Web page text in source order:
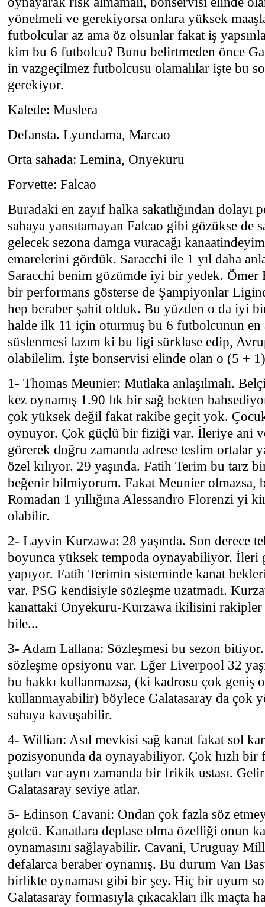
yönelmeli ve gerekiyorsa onlara yüksek
futbolcular az ama öz olsunlar fakat iş
kim bu 6 futbolcu? Bunu belirtmeden önce
in vazgeçilmez futbolcusu olamalılar işte bu
gerekiyor.
Kalede: Muslera
Defansta. Lyundama, Marcao
Orta sahada: Lemina, Onyekuru
Forvette: Falcao
Buradaki en zayıf halka sakatlığından dolayı
sahaya yansıtamayan Falcao gibi gözükse de
gelecek sezona damga vuracağı
emarelerini gördük. Saracchi ile 1 yıl daha
Saracchi benim gözümde iyi bir yedek.
bir performans gösterse de Şampiyonlar
hep beraber şahit olduk. Bu yüzden o da iyi
halde ilk 11 için oturmuş bu 6 futbolcunun
süslenmesi lazım ki bu ligi sürklase edip,
olabilelim. İşte bonservisi elinde olan o (5 +
1- Thomas Meunier: Mutlaka anlaşılmalı.
kez oynamış 1.90 lık bir sağ bekten
çok yüksek değil fakat rakibe geçit yok.
oynuyor. Çok güçlü bir fiziği var. İleriye ani ve
görerek doğru zamanda adrese teslim ortalar
özel kılıyor. 29 yaşında. Fatih Terim bu tarz
beğenir bilmiyorum. Fakat Meunier olmazsa,
Romadan 1 yıllığına Alessandro Florenzi yi
olabilir.
2- Layvin Kurzawa: 28 yaşında. Son derece
boyunca yüksek tempoda oynayabiliyor. İleri
yapıyor. Fatih Terimin sisteminde kanat
var. PSG kendisiyle sözleşme uzatmadı.
kanattaki Onyekuru-Kurzawa ikilisini rakipler
bile...
3- Adam Lallana: Sözleşmesi bu sezon
sözleşme opsiyonu var. Eğer Liverpool 32
bu hakkı kullanmazsa, (ki kadrosu çok geniş
kullanmayabilir) böylece Galatasaray da çok
sahaya kavuşabilir.
4- Willian: Asıl mevkisi sağ kanat fakat sol
pozisyonunda da oynayabiliyor. Çok hızlı
şutları var aynı zamanda bir frikik ustası.
Galatasaray seviye atlar.
5- Edinson Cavani: Ondan çok fazla söz
golcü. Kanatlara deplase olma özelliği onun
oynamasını sağlayabilir. Cavani, Uruguay
defalarca beraber oynamış. Bu durum Van
birlikte oynaması gibi bir şey. Hiç bir uyum
Galatasaray formasıyla çıkacakları ilk